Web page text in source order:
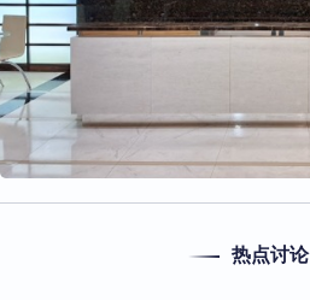
热点讨论